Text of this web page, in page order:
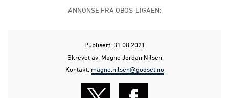
ANNONSE FRA OBOS-LIGAEN:
Publisert: 31.08.2021
Skrevet av: Magne Jordan Nilsen
Kontakt: magne.nilsen@godset.no